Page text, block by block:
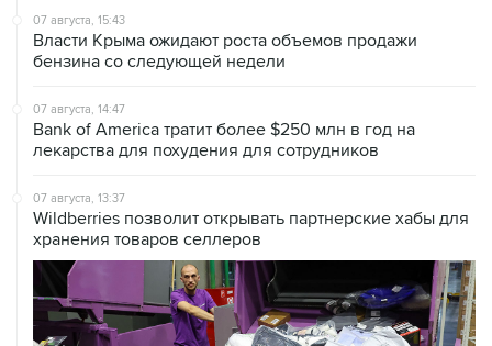
бензина со следующей недели
07 августа, 14:47
лекарства для похудения для сотрудников
07 августа, 13:37
хранения товаров селлеров